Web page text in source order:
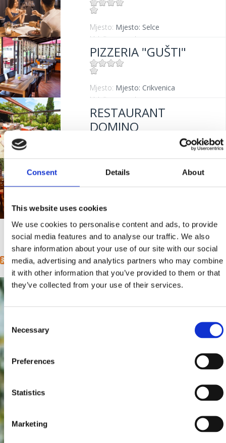
Consent Details About
This website uses cookies
We use cookies to personalise content and ads, to provide
social media features and to analyse our traffic. We also
share information about your use of our site with our social
media, advertising and analytics partners who may combine
it with other information that you’ve provided to them or that
they’ve collected from your use of their services.
Selection
Necessary
Preferences
Statistics
Marketing
Mjesto: Mjesto: Selce
Udaljenost od mora:
PIZZERIA "GUŠTI"
Mjesto: Mjesto: Crikvenica
Udaljenost od mora:
RESTAURANT
DOMINO
RESTAURANT
Mjesto:Mjesto: Selce
Udaljenost od mora:10 m
Stranice1 2 3 4 5 6 sljedeća › posljednja »